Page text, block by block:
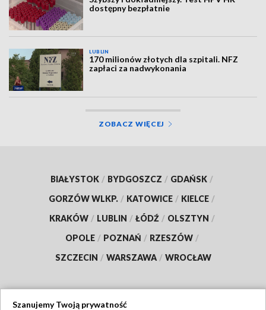
dostępny bezpłatnie
LUBLIN
170 milionów złotych dla szpitali. NFZ
zapłaci za nadwykonania
ZOBACZ WIĘCEJ
BIAŁYSTOK / BYDGOSZCZ / GDAŃSK /
GORZÓW WLKP. / KATOWICE / KIELCE /
KRAKÓW / LUBLIN / ŁÓDŹ / OLSZTYN /
OPOLE / POZNAŃ / RZESZÓW /
SZCZECIN / WARSZAWA / WROCŁAW
Szanujemy Twoją prywatność